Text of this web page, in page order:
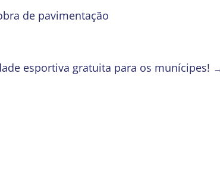
de pavimentação
esportiva gratuita para os munícipes!